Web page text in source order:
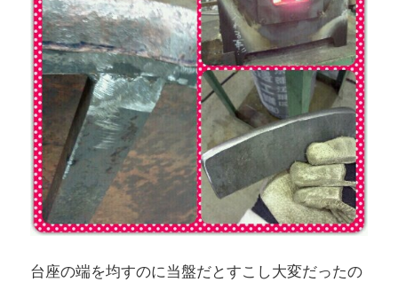
台座の端を均すのに当盤だとすこし大変だったの